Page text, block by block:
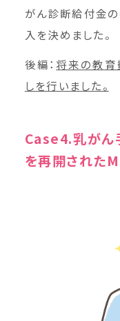
がん診断給付金
入を決めました。
後編： 将来の教育
しを行いました。
Case4.乳がん
を再開された